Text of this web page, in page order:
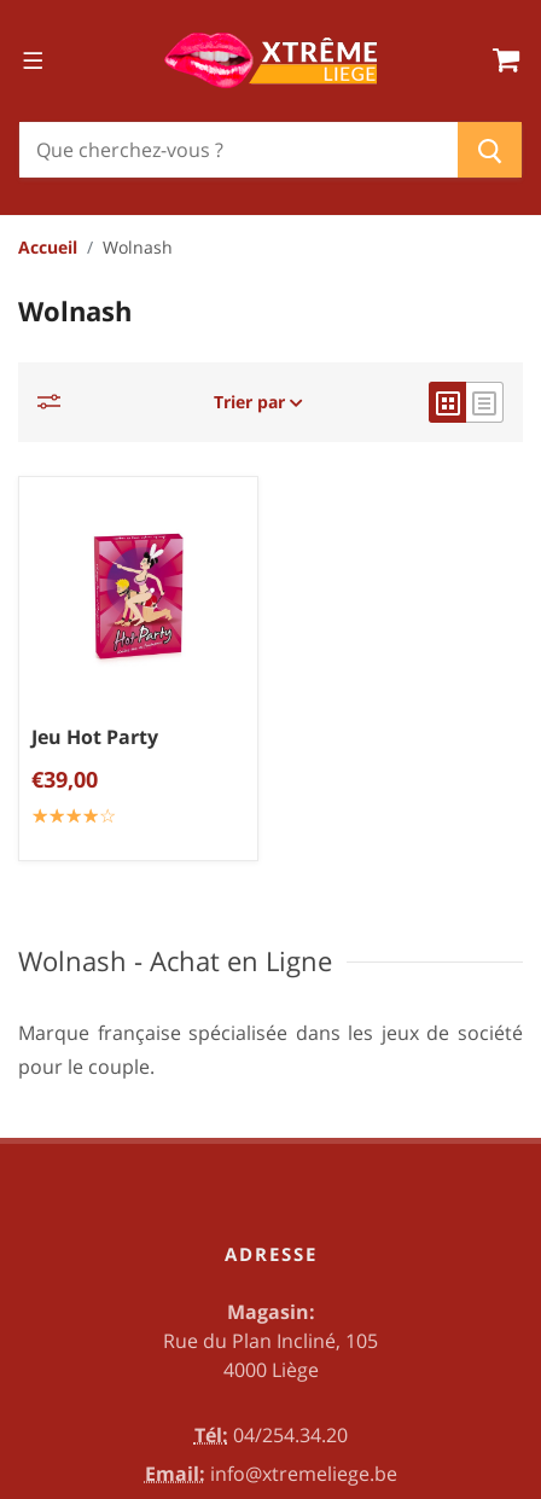
Accueil Wolnash
Wolnash
Trier par
Jeu Hot Party
€39,00
☆☆☆☆☆
★★★★★
Wolnash - Achat en Ligne
Marque française spécialisée dans les jeux de société
pour le couple.
ADRESSE
Magasin:
Rue du Plan Incliné, 105
4000 Liège
Tél: 04/254.34.20
Email: info@xtremeliege.be